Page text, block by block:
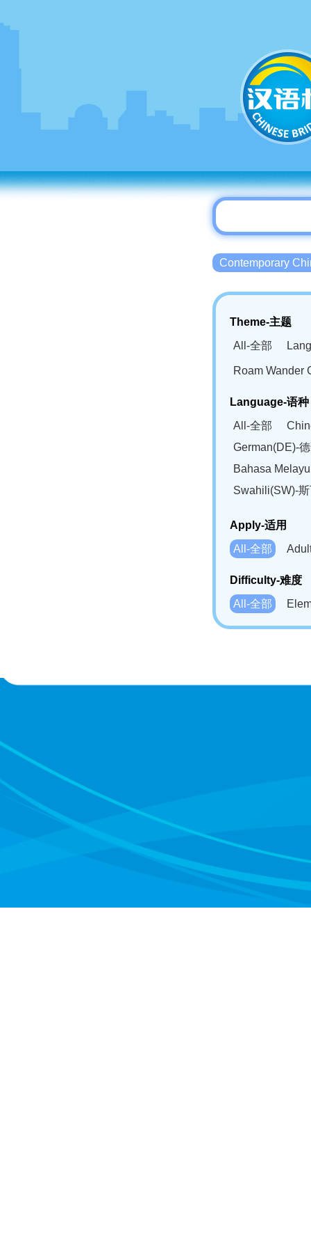
Contemporary
Theme-主题
All-全部
Roam Wander
Language-语种
All-全部
German(DE)-
Bahasa
Swahili(SW)-
Apply-适用
All-全部
Difficulty-难度
All-全部